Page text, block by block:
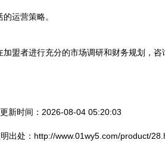
运营策略。
盟者进行充分的市场调研和财务规划，
更新时间：2026-08-04 05:20:03
出处：http://www.01wy5.com/product/